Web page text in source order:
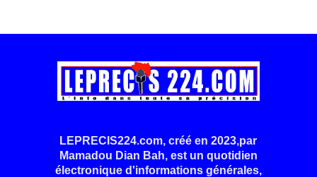
LEPRECIS224.com, créé en 2023,par
Mamadou Dian Bah, est un quotidien
électronique d'informations générales,